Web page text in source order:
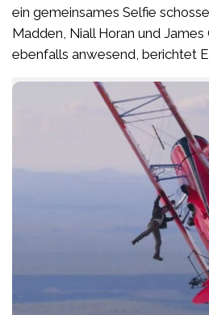
ein gemeinsames Selfie
Madden, Niall Horan und
ebenfalls anwesend, berichtet